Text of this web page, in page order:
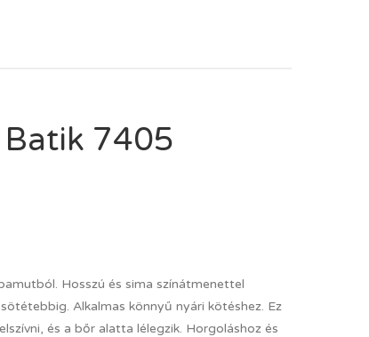
7405
Hosszú és sima színátmenettel
Alkalmas könnyű nyári kötéshez. Ez
és a bőr alatta lélegzik. Horgoláshoz és